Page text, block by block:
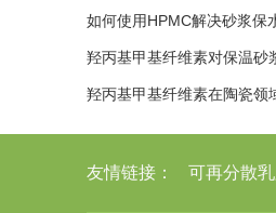
中的作用
如何使用HPMC解决砂浆保
题？
羟丙基甲基纤维素对保温砂
配方参考
羟丙基甲基纤维素在陶瓷领
用和显著作用
友情链接： 可再分散